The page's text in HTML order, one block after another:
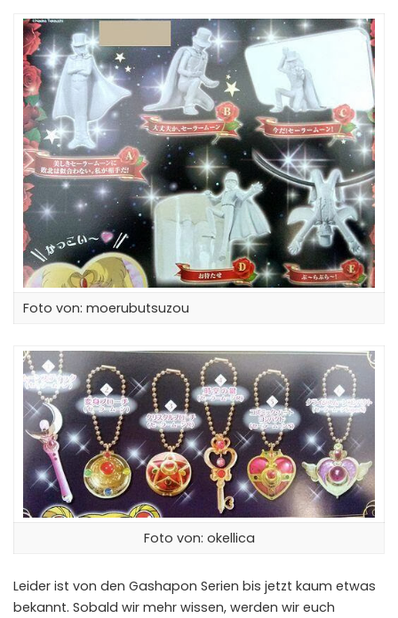
Foto von: moerubutsuzou
Foto von: okellica
Leider ist von den Gashapon Serien bis jetzt kaum etwas
bekannt. Sobald wir mehr wissen, werden wir euch